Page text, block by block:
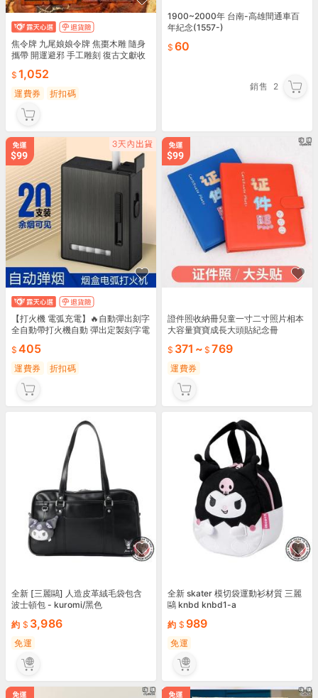
焦令牌 九尾娘娘令牌 焦棗木雕 隨身
攜帶 開運避邪 手工雕刻 復古文獻收
1,052
運費券 折扣碼
1900~2000年 台南-高雄間通車百
年紀念(1557-)
60
銷售 2
【打火機 電弧充電】🔥自動彈出刻字
全自動帶打火機自動 彈出定製刻字電
帶 時尚設計 商務必備 送禮首選
405
運費券 折扣碼
證件照收納冊兒童一寸二寸照片相本
大容量寶寶成長大頭貼紀念冊
371 ~ 769
運費券
全新 [三麗鷗] 人造皮革絨毛袋包含
波士頓包 - kuromi/黑色
約
3,986
免運
全新 skater 模切袋運動衫材質 三麗
鷗 knbd knbd1-a
約
989
免運